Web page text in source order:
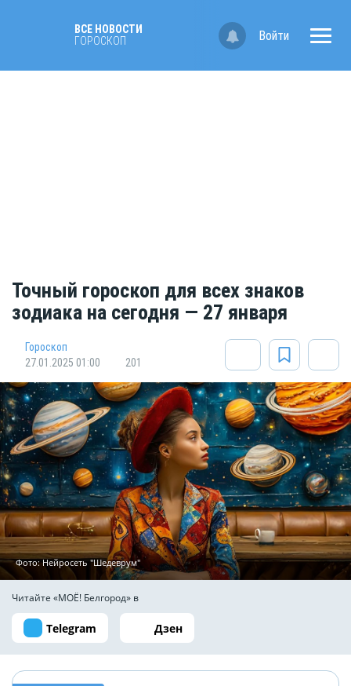
ВСЕ НОВОСТИ
ГОРОСКОП
Войти
Точный гороскоп для всех знаков
зодиака на сегодня — 27 января
Гороскоп
27.01.2025 01:00
201
Фото: Нейросеть "Шедеврум"
Читайте «МОЁ! Белгород» в
Telegram Дзен